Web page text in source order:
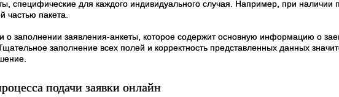
специфические для каждого индивидуального случая. Например, при наличии
частью пакета.
о заполнении заявления-анкеты, которое содержит основную информацию о
заполнение всех полей и корректность представленных данных
подачи заявки онлайн